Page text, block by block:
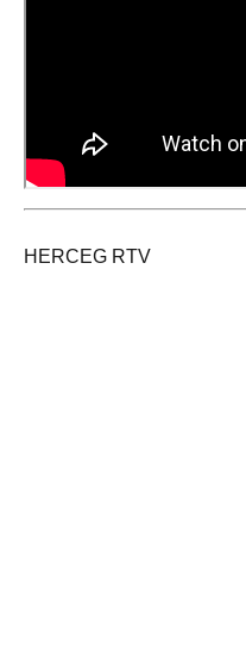
HERCEG RTV